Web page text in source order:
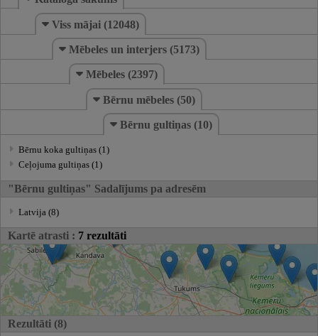
Viss mājai (12048)
Mēbeles un interjers (5173)
Mēbeles (2397)
Bērnu mēbeles (50)
Bērnu gultiņas (10)
Bērnu koka gultiņas (1)
Ceļojuma gultiņas (1)
"Bērnu gultiņas" Sadalījums pa adresēm
Latvija (8)
Kartē atrasti : 7 rezultāti
Rezultāti (8)